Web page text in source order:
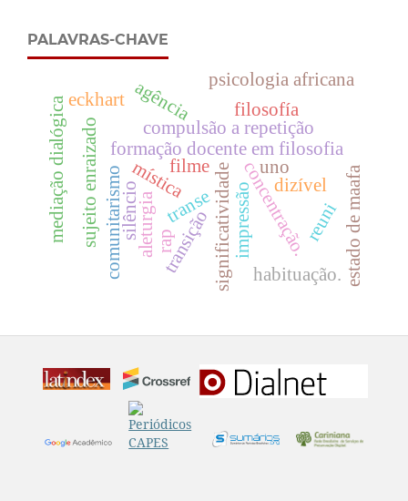
PALAVRAS-CHAVE
significatividade
mística
formação docente em filosofia
concentração.
transe
compulsão a repetição
filme
sujeito enraizado
agência
comunitarismo uno
silêncio
eckhart
dizível
transição impressão
filosofía
aleturgia
habituação.
mediação dialógica reuni estado de maafa
rap
psicologia africana